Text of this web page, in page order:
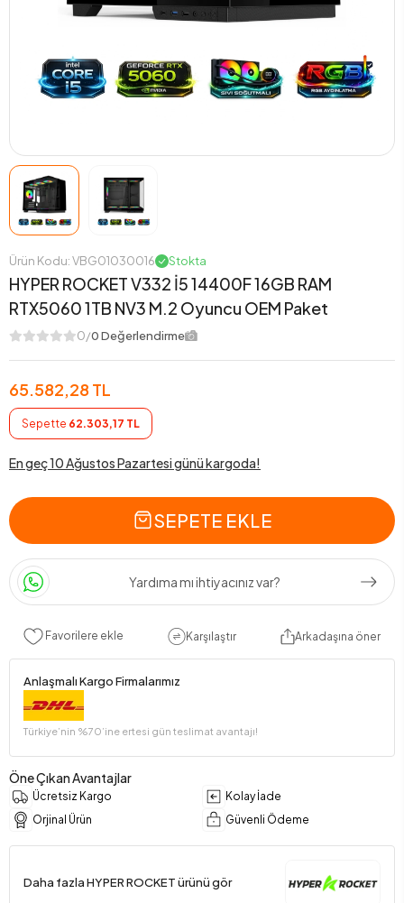
Ürün Kodu: VBG01030016 Stokta
HYPER ROCKET V332 İ5 14400F 16GB RAM
RTX5060 1TB NV3 M.2 Oyuncu OEM Paket
0/0 Değerlendirme
65.582,28 TL
Sepette 62.303,17 TL
En geç 10 Ağustos Pazartesi günü kargoda!
SEPETE EKLE
Yardıma mı ihtiyacınız var?
Favorilere ekle Karşılaştır Arkadaşına öner
Anlaşmalı Kargo Firmalarımız
Türkiye’nin %70’ine ertesi gün teslimat avantajı!
Öne Çıkan Avantajlar
Ücretsiz Kargo
Kolay İade
Orjinal Ürün
Güvenli Ödeme
Daha fazla HYPER ROCKET ürünü gör